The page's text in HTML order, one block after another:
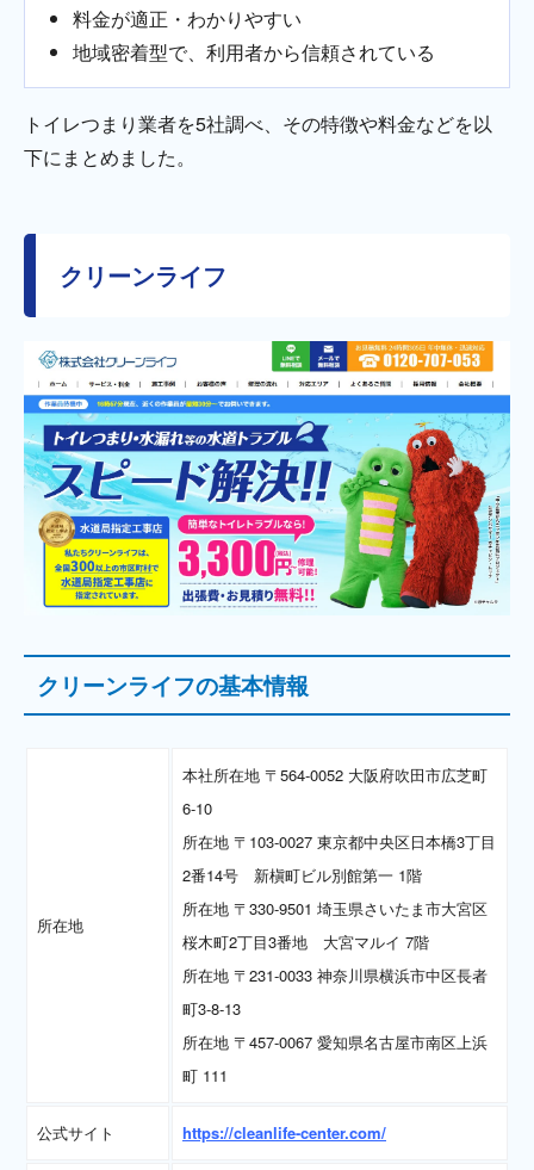
料金が適正・わかりやすい
地域密着型で、利用者から信頼されている
トイレつまり業者を5社調べ、その特徴や料金などを以
下にまとめました。
クリーンライフ
クリーンライフの基本情報
所在地
本社所在地 〒564-0052 大阪府吹田市広芝町
6-10
所在地 〒103-0027 東京都中央区日本橋3丁目
2番14号 新槇町ビル別館第一 1階
所在地 〒330-9501 埼玉県さいたま市大宮区
桜木町2丁目3番地 大宮マルイ 7階
所在地 〒231-0033 神奈川県横浜市中区長者
町3-8-13
所在地 〒457-0067 愛知県名古屋市南区上浜
町 111
公式サイト https://cleanlife-center.com/